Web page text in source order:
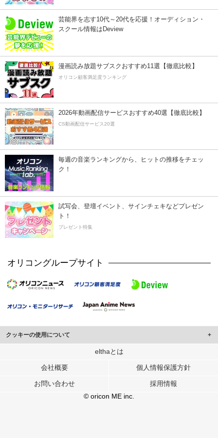
芸能界を志す10代～20代を応援！オーディション・
スクール情報はDeview
漫画読み放題サブスクおすすめ11選【徹底比較】
オリコン顧客満足度ランキング
2026年動画配信サービスおすすめ40選【徹底比較】
CS動画配信サービス20選
毎週の音楽ランキングから、ヒットの推移をチェッ
ク！
試写会、登壇イベント、サインチェキなどプレゼン
ト！
プレゼント特集
オリコングループサイト
クッキーの使用について
このサイトでは Cookie を使用して、ユーザーに合わせたコンテンツや広告の
行っています。
メディアや広告配信、データ解析の各パートナーに提供しています。
各パートナーは、この情報とユーザーが各パートナーに提供した他の情報や、
ユーザーが各パートナーのサービスを使用したときに収集した他の情報を組み
elthaとは
会社概要 個人情報保護方針
お問い合わせ
採用情報
© oricon ME inc.